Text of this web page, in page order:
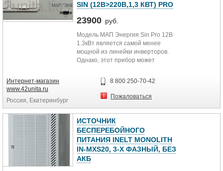
Звоните прямо сейчас.
SIN (12В>220В,1,3 КВТ) PRO
23900 руб.
Модель МАП Энергия Sin Pro 12В
1.3кВт является самой менее
мощной из линейки инверторов.
Однако, этот прибор может
Бесперебойника и поддерживать, в
том числе, работу таких приборов:
3-х стационарных компьютеров,
состоянии не слишком глубоко и
чистой воде);
Заряжать шуруповерты, питать
дрели до 600 Вт (исправные);
Обеспечить светодиодное
освещение дачного домика;
Интернет-магазин
www.42unita.ru
Россия, Екатеринбург
8 800 250-70-42
Пожаловаться
ИСТОЧНИК
БЕСПЕРЕБОЙНОГО
ПИТАНИЯ INELT MONOLITH
IN-MXS20, 3-Х ФАЗНЫЙ, БЕЗ
АКБ